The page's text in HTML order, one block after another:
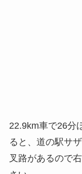
22.9km車で26分
ると、道の駅サ
叉路があるので